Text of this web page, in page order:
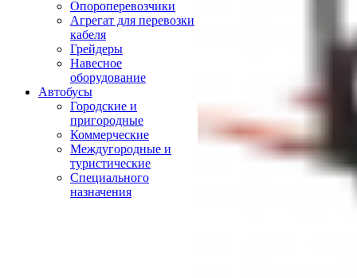
Опороперевозчики
Агрегат для перевозки
кабеля
Грейдеры
Навесное
оборудование
Автобусы
Городские и
пригородные
Коммерческие
Междугородные и
туристические
Специального
назначения